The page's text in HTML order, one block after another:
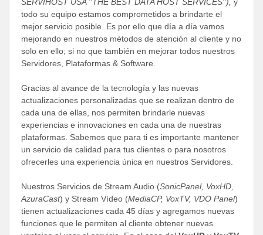
todo su equipo estamos comprometidos a brindarte el
mejor servicio posible. Es por ello que día a día vamos
mejorando en nuestros métodos de atención al cliente y no
solo en ello; si no que también en mejorar todos nuestros
Servidores, Plataformas & Software.
Gracias al avance de la tecnología y las nuevas
actualizaciones personalizadas que se realizan dentro de
cada una de ellas, nos permiten brindarle nuevas
experiencias e innovaciones en cada una de nuestras
plataformas. Sabemos que para ti es importante mantener
un servicio de calidad para tus clientes o para nosotros
ofrecerles una experiencia única en nuestros Servidores.
Nuestros Servicios de Stream Audio (SonicPanel, VoxHD,
AzuraCast) y Stream Vídeo (MediaCP, VoxTV, VDO Panel)
tienen actualizaciones cada 45 días y agregamos nuevas
funciones que le permiten al cliente obtener nuevas